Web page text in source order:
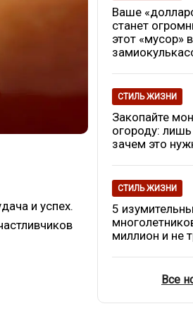
и успех.
Ваше
станет
этот «мусор»
СТИЛЬ ЖИЗНИ
Закопайте
огороду:
зачем это
СТИЛЬ ЖИЗНИ
5
миллион и не
Все